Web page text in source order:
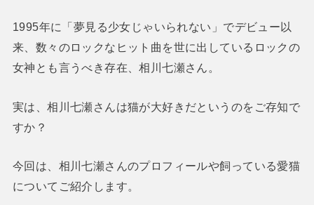
1995年に「夢見る少女じゃいられない」でデビュー以
来、数々のロックなヒット曲を世に出しているロックの
女神とも言うべき存在、相川七瀬さん。
実は、相川七瀬さんは猫が大好きだというのをご存知で
すか？
今回は、相川七瀬さんのプロフィールや飼っている愛猫
についてご紹介します。